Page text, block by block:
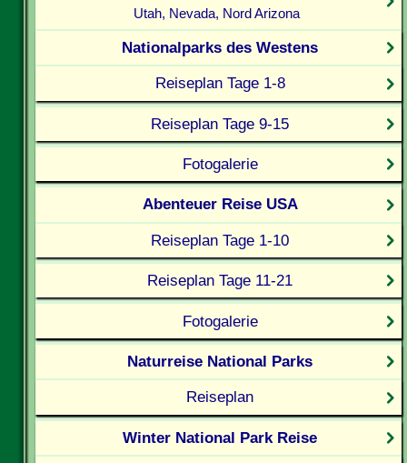
Utah, Nevada, Nord Arizona
Nationalparks des Westens
Reiseplan Tage 1-8
Reiseplan Tage 9-15
Fotogalerie
Abenteuer Reise USA
Reiseplan Tage 1-10
Reiseplan Tage 11-21
Fotogalerie
Naturreise National Parks
Reiseplan
Winter National Park Reise